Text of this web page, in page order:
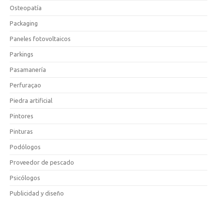
Osteopatía
Packaging
Paneles fotovoltaicos
Parkings
Pasamanería
Perfuraçao
Piedra artificial
Pintores
Pinturas
Podólogos
Proveedor de pescado
Psicólogos
Publicidad y diseño